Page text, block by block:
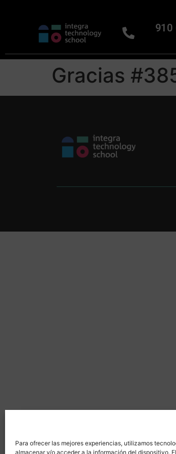
Para ofrecer las mejores experiencias, utilizamos
almacenar y/o acceder a la información del dispositivo.
910
Gracias